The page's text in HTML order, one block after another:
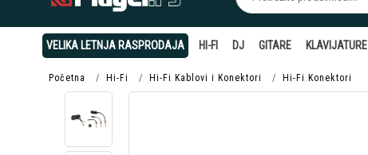
VELIKA LETNJA RASPRODAJA HI-FI DJ GITARE KLAVIJATURE
Početna Hi-Fi Hi-Fi Kablovi i Konektori Hi-Fi Konektori